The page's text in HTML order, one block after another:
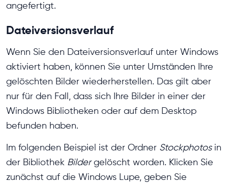
angefertigt.
Dateiversionsverlauf
Wenn Sie den Dateiversionsverlauf unter Windows
aktiviert haben, können Sie unter Umständen Ihre
gelöschten Bilder wiederherstellen. Das gilt aber
nur für den Fall, dass sich Ihre Bilder in einer der
Windows Bibliotheken oder auf dem Desktop
befunden haben.
Im folgenden Beispiel ist der Ordner Stockphotosin
der Bibliothek Bildergelöscht worden. Klicken Sie
zunächst auf die Windows Lupe, geben Sie